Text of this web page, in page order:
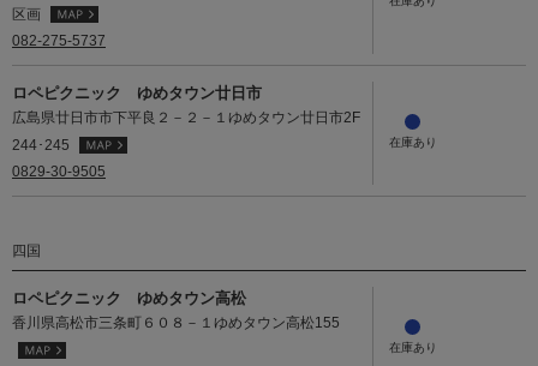
区画
082-275-5737
ロペピクニック ゆめタウン廿日市
広島県廿日市市下平良２－２－１ゆめタウン廿日市2F
244･245
0829-30-9505
四国
ロペピクニック ゆめタウン高松
香川県高松市三条町６０８－１ゆめタウン高松155